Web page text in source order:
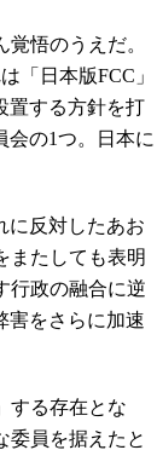
悟のうえだ。
「日本版FCC」
置する方針を打
会の1つ。日本に
に反対したあお
またしても表明
行政の融合に逆
害をさらに加速
する存在とな
委員を据えたと